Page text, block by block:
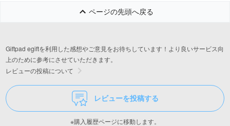
ページの先頭へ戻る
Giftpad egiftを利用した感想やご意見をお待ちしています！より良いサービス向
上のために参考にさせていただきます。
レビューの投稿について
レビューを投稿する
※購入履歴ページに移動します。